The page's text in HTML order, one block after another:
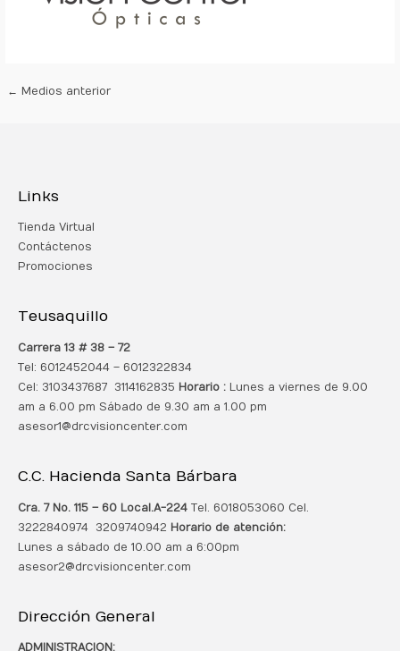
← Medios anterior
Links
Tienda Virtual
Contáctenos
Promociones
Teusaquillo
Carrera 13 # 38 – 72
Tel: 6012452044 – 6012322834
Cel: 3103437687 3114162835 Horario : Lunes a viernes de 9.00
am a 6.00 pm Sábado de 9.30 am a 1.00 pm
asesor1@drcvisioncenter.com
C.C. Hacienda Santa Bárbara
Cra. 7 No. 115 – 60 Local.A-224 Tel. 6018053060 Cel.
3222840974 3209740942 Horario de atención:
Lunes a sábado de 10.00 am a 6:00pm
asesor2@drcvisioncenter.com
Dirección General
ADMINISTRACION: